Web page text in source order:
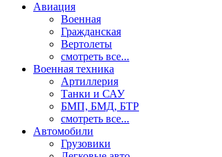
Авиация
Военная
Гражданская
Вертолеты
смотреть все...
Военная техника
Артиллерия
Танки и САУ
БМП, БМД, БТР
смотреть все...
Автомобили
Грузовики